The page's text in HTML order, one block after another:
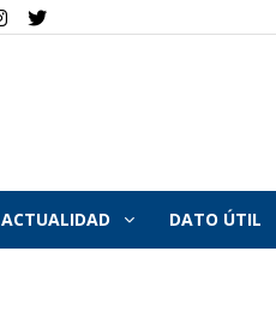
ACTUALIDAD DATO ÚTIL